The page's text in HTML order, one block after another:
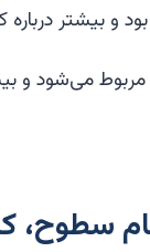
و بیشتر
می‌شود و
سطوح،